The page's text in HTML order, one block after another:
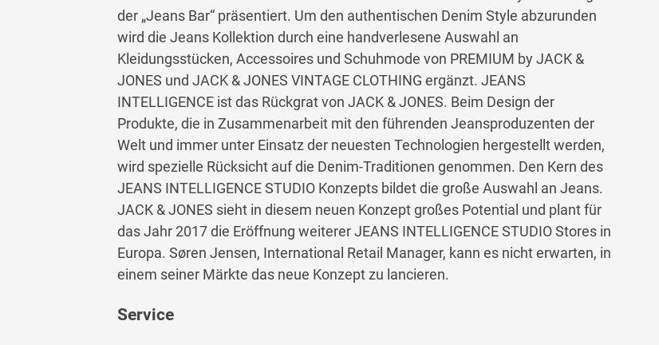
der „Jeans Bar“ präsentiert. Um den authentischen Denim Style abzurunden
wird die Jeans Kollektion durch eine handverlesene Auswahl an
Kleidungsstücken, Accessoires und Schuhmode von PREMIUM by JACK &
JONES und JACK & JONES VINTAGE CLOTHING ergänzt. JEANS
INTELLIGENCE ist das Rückgrat von JACK & JONES. Beim Design der
Produkte, die in Zusammenarbeit mit den führenden Jeansproduzenten der
Welt und immer unter Einsatz der neuesten Technologien hergestellt werden,
wird spezielle Rücksicht auf die Denim-Traditionen genommen. Den Kern des
JEANS INTELLIGENCE STUDIO Konzepts bildet die große Auswahl an Jeans.
JACK & JONES sieht in diesem neuen Konzept großes Potential und plant für
das Jahr 2017 die Eröffnung weiterer JEANS INTELLIGENCE STUDIO Stores in
Europa. Søren Jensen, International Retail Manager, kann es nicht erwarten, in
einem seiner Märkte das neue Konzept zu lancieren.
Service